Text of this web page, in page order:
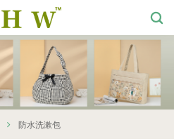
防水洗漱包